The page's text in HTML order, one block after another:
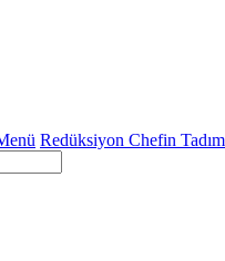
Redüksiyon Chefin